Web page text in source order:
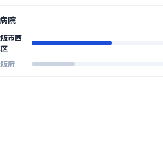
クリニック
病院
市西
府